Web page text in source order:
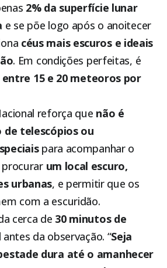
2% da superfície lunar
e se põe logo após o anoitecer
céus mais escuros e ideais
. Em condições perfeitas, é
entre 15 e 20 meteoros por
reforça que não é
de telescópios ou
para acompanhar o
um local escuro,
urbanas, e permitir que os
com a escuridão.
cerca de 30 minutos de
antes da observação. “Seja
dura até o amanhecer